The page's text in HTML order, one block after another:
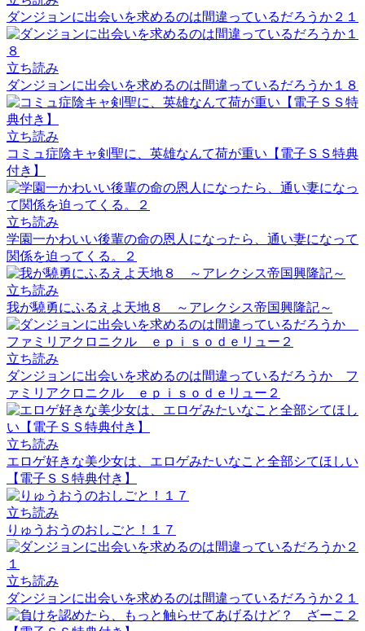
ダンジョンに出会いを求めるのは間違っているだろうか２１
立ち読み
ダンジョンに出会いを求めるのは間違っているだろうか１８
立ち読み
コミュ症陰キャ剣聖に、英雄なんて荷が重い【電子ＳＳ特典
付き】
立ち読み
学園一かわいい後輩の命の恩人になったら、通い妻になって
関係を迫ってくる。２
立ち読み
我が驍勇にふるえよ天地８ ～アレクシス帝国興隆記～
立ち読み
ダンジョンに出会いを求めるのは間違っているだろうか フ
ァミリアクロニクル ｅｐｉｓｏｄｅリュー２
立ち読み
エロゲ好きな美少女は、エロゲみたいなこと全部シてほしい
【電子ＳＳ特典付き】
立ち読み
りゅうおうのおしごと！１７
立ち読み
ダンジョンに出会いを求めるのは間違っているだろうか２１